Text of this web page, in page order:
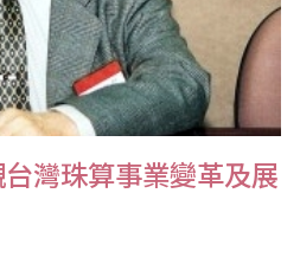
灣珠算事業變革及展